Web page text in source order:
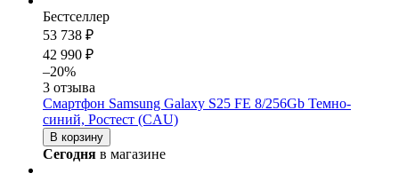
Бестселлер
53 738 ₽
42 990 ₽
–20%
3 отзыва
Смартфон Samsung Galaxy S25 FE 8/256Gb Темно-
синий, Ростест (CAU)
В корзину
Сегодня в магазине